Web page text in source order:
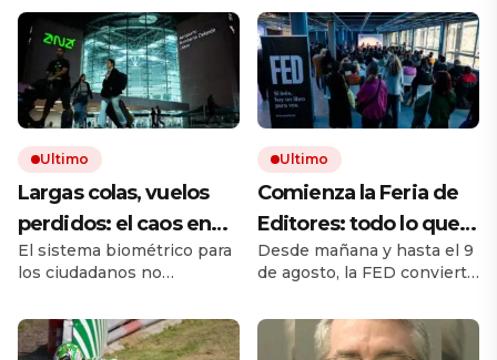
Ultimo
Largas colas, vuelos
perdidos: el caos en
los viajes se desata
tras los nuevos
controles de
pasaportes de la UE
El sistema biométrico para
los ciudadanos no
provocando largos retrasos
y malhumor en los
Ultimo
Comienza la Feria de
Editores: todo lo que
hay que saber para
aprovechar la visita
Desde mañana y hasta el 9
de agosto, la FED convierte
punto de encuentro del
libro independiente. La